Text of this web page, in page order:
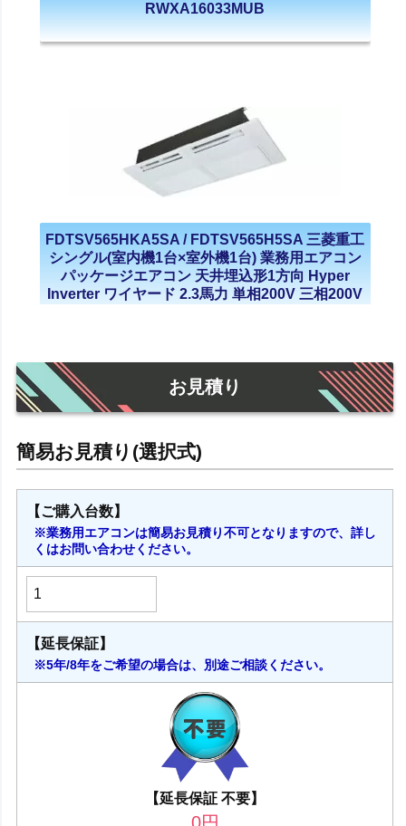
RWXA16033MUB
FDTSV565HKA5SA / FDTSV565H5SA 三菱重工
シングル(室内機1台×室外機1台) 業務用エアコン
パッケージエアコン 天井埋込形1方向 Hyper
Inverter ワイヤード 2.3馬力 単相200V 三相200V
お見積り
【ご購入台数】
※業務用エアコンは簡易お見積り不可となりますので、詳し
くはお問い合わせください。
【延長保証】
※5年/8年をご希望の場合は、別途ご相談ください。
【延長保証 不要】